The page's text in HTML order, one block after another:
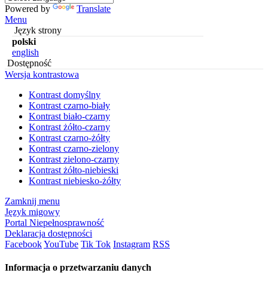
Powered by
Translate
Menu
Język strony
polski
english
Dostępność
Wersja kontrastowa
Kontrast domyślny
Kontrast czarno-biały
Kontrast biało-czarny
Kontrast żółto-czarny
Kontrast czarno-żółty
Kontrast czarno-zielony
Kontrast zielono-czarny
Kontrast żółto-niebieski
Kontrast niebiesko-żółty
Zamknij menu
Język migowy
Portal Niepełnosprawność
Deklaracja dostępności
FacebookYouTube Tik Tok Instagram RSS
Informacja o przetwarzaniu danych